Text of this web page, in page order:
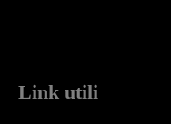
Link utili